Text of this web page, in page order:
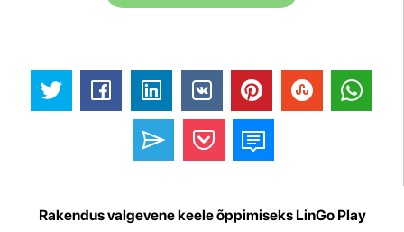
Rakendus valgevene keele õppimiseks LinGo Play